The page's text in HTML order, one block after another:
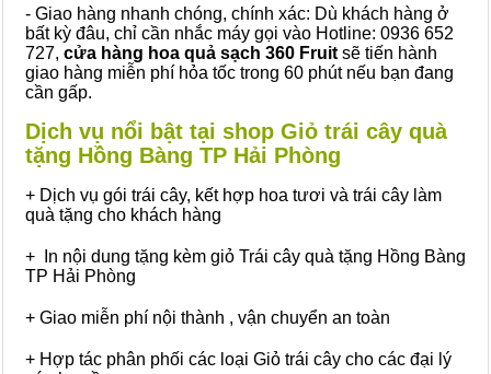
- Giao hàng nhanh chóng, chính xác: Dù khách hàng ở
bất kỳ đâu, chỉ cần nhắc máy gọi vào Hotline: 0936 652
727, cửa hàng hoa quả sạch 360 Fruit sẽ tiến hành
giao hàng miễn phí hỏa tốc trong 60 phút nếu bạn đang
cần gấp.
Dịch vụ nổi bật tại shop Giỏ trái cây quà
tặng Hồng Bàng TP Hải Phòng
+ Dịch vụ gói trái cây, kết hợp hoa tươi và trái cây làm
quà tặng cho khách hàng
+ In nội dung tặng kèm giỏ Trái cây quà tặng Hồng Bàng
TP Hải Phòng
+ Giao miễn phí nội thành , vận chuyển an toàn
+ Hợp tác phân phối các loại Giỏ trái cây cho các đại lý